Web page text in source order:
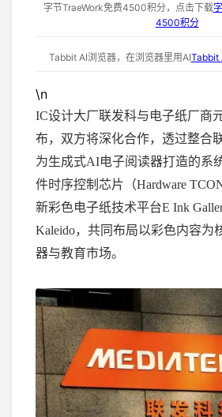
字节TraeWork免费4500积分，点击下载
4500积分
Tabbit AI浏览器，在浏览器里用AITabbit
\n
IC设计大厂联发科与电子纸厂商
布，双方将深化合作，透过整合
为生成式AI电子阅读器打造的系
件时序控制芯片（Hardware
新彩色电子纸技术平台E Ink
Kaleido，共同布局以彩色内容为
器与教育市场。